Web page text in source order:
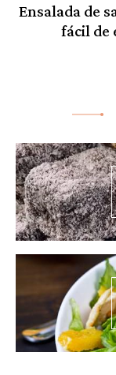
Ensalada de
fácil de